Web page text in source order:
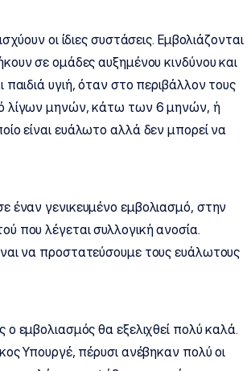
οι ίδιες συστάσεις. Εμβολιάζονται
σε ομάδες αυξημένου κινδύνου και
παιδιά υγιή, όταν στο περιβάλλον τους
λίγων μηνών, κάτω των 6 μηνών, ή
είναι ευάλωτο αλλά δεν μπορεί να
έναν γενικευμένο εμβολιασμό, στην
που λέγεται συλλογική ανοσία.
να προστατεύσουμε τους ευάλωτους
ο εμβολιασμός θα εξελιχθεί πολύ καλά.
Υπουργέ, πέρυσι ανέβηκαν πολύ οι